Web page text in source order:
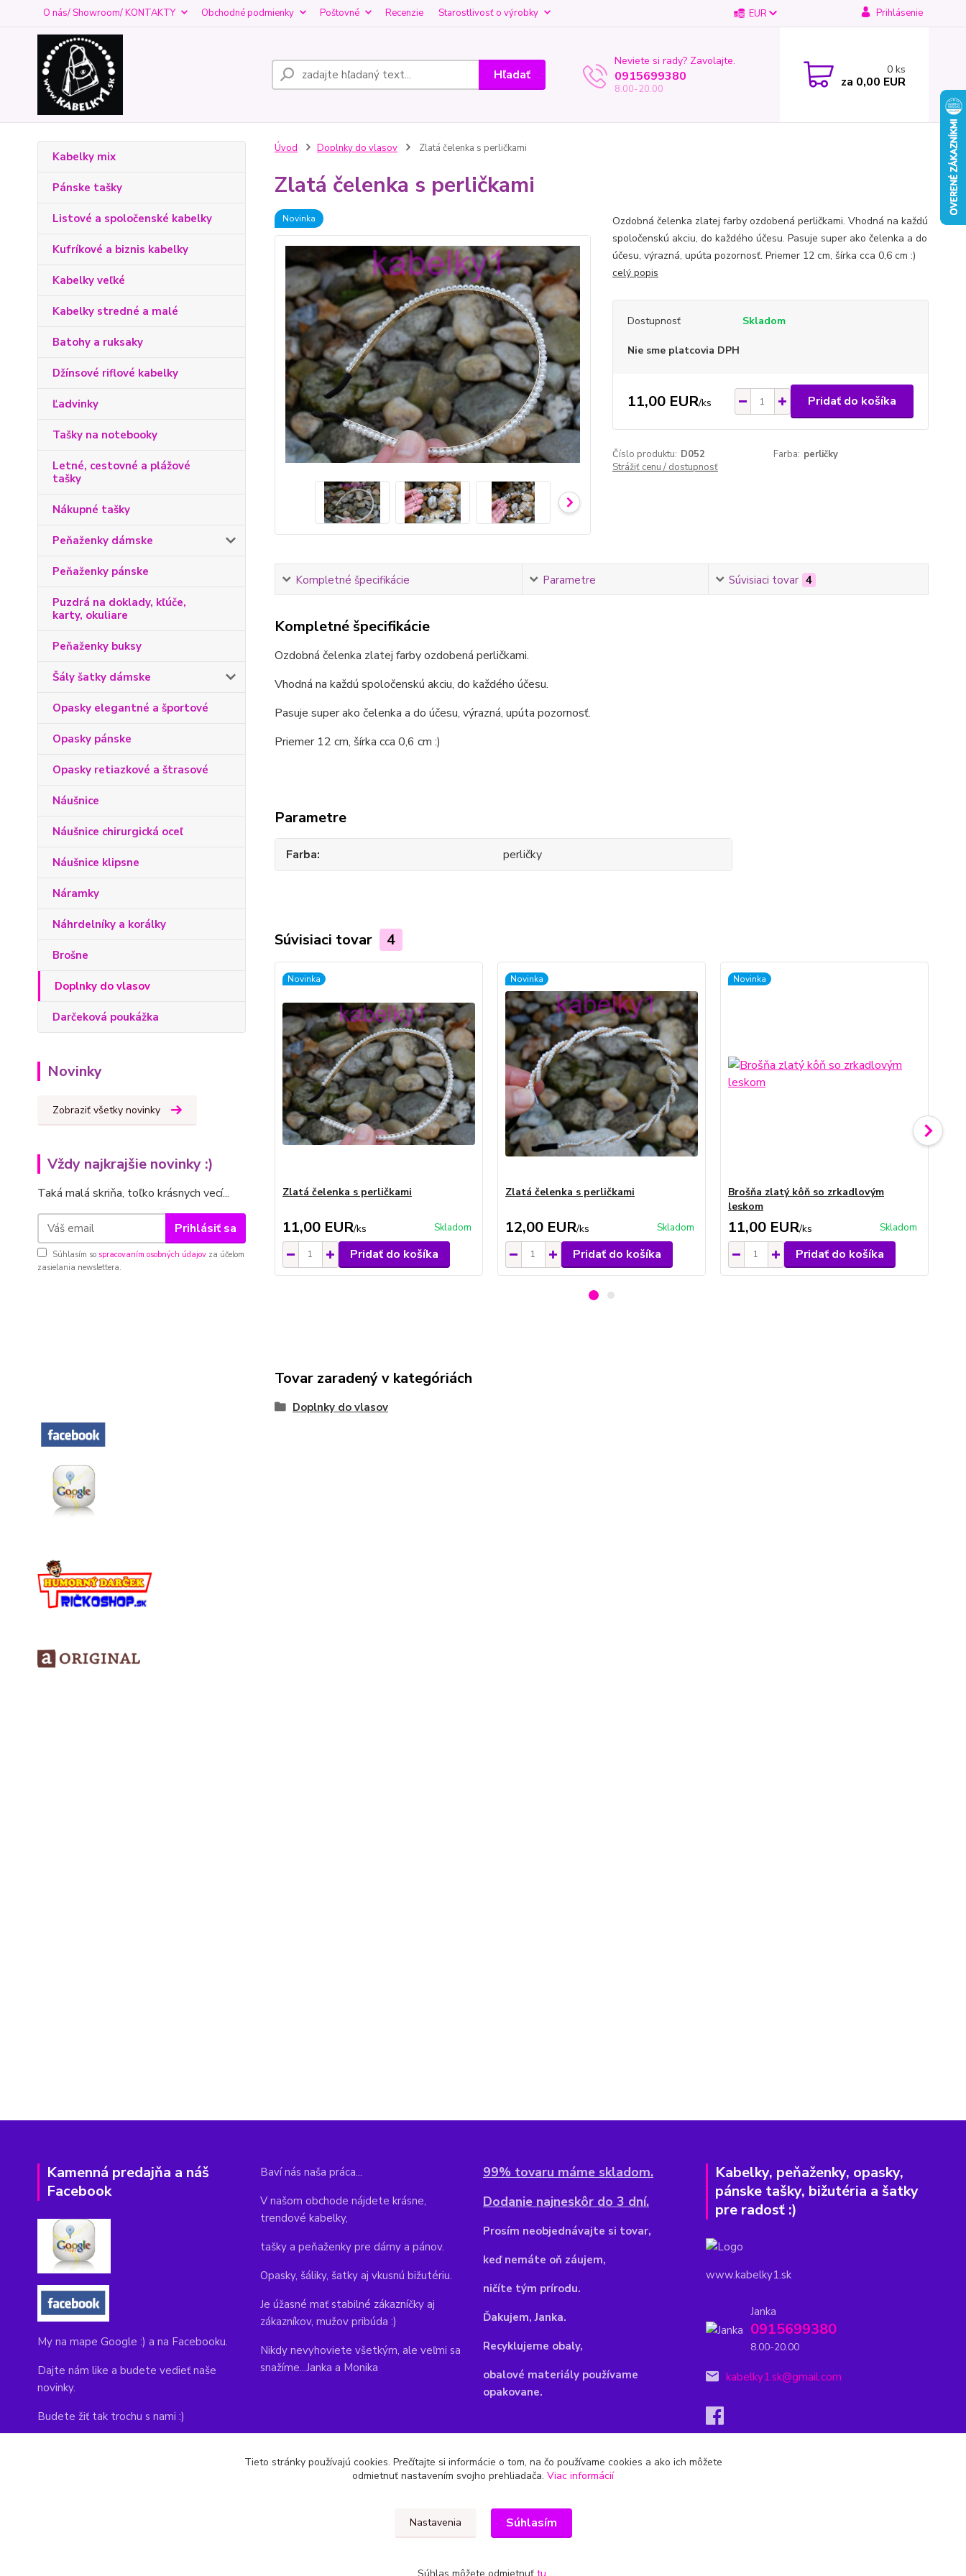
O nás/ Showroom/ KONTAKTY Obchodné podmienky Poštovné Recenzie Starostlivosť o výrobky EUR Prihlásenie
Hľadať
Neviete si rady? Zavolajte.
0915699380
8.00-20.00
0 ks
za 0,00 EUR
Kabelky mix
Pánske tašky
Listové a spoločenské kabelky
Kufríkové a biznis kabelky
Kabelky veľké
Kabelky stredné a malé
Batohy a ruksaky
Džínsové riflové kabelky
Ľadvinky
Tašky na notebooky
Letné, cestovné a plážové
tašky
Nákupné tašky
Peňaženky dámske
Peňaženky pánske
Puzdrá na doklady, kľúče,
karty, okuliare
Peňaženky buksy
Šály šatky dámske
Opasky elegantné a športové
Opasky pánske
Opasky retiazkové a štrasové
Náušnice
Náušnice chirurgická oceľ
Náušnice klipsne
Náramky
Náhrdelníky a korálky
Brošne
Doplnky do vlasov
Darčeková poukážka
Novinky
Zobraziť všetky novinky
Vždy najkrajšie novinky :)
Taká malá skriňa, toľko krásnych vecí...
Prihlásiť sa
Súhlasím so spracovaním osobných údajov za účelom
zasielania newslettera.
Úvod Doplnky do vlasov Zlatá čelenka s perličkami
Zlatá čelenka s perličkami
Novinka
Ozdobná čelenka zlatej farby ozdobená perličkami. Vhodná na každú
spoločenskú akciu, do každého účesu. Pasuje super ako čelenka a do
účesu, výrazná, upúta pozornosť. Priemer 12 cm, šírka cca 0,6 cm :)
celý popis
Dostupnosť Skladom
Nie sme platcovia DPH
11,00 EUR/ks Pridať do košíka
Číslo produktu: D052 Farba: perličky
Strážiť cenu / dostupnosť
Kompletné špecifikácie Parametre Súvisiaci tovar 4
Kompletné špecifikácie
Ozdobná čelenka zlatej farby ozdobená perličkami.
Vhodná na každú spoločenskú akciu, do každého účesu.
Pasuje super ako čelenka a do účesu, výrazná, upúta pozornosť.
Priemer 12 cm, šírka cca 0,6 cm :)
Parametre
Farba perličky
Súvisiaci tovar 4
Novinka
Zlatá čelenka s perličkami
11,00 EUR/ks Skladom
Pridať do košíka
Novinka
Zlatá čelenka s perličkami
12,00 EUR/ks Skladom
Pridať do košíka
Novinka
Brošňa zlatý kôň so zrkadlovým
leskom
11,00 EUR/ks Skladom
Pridať do košíka
Tovar zaradený v kategóriách
Doplnky do vlasov
Kamenná predajňa a náš
Facebook
My na mape Google :) a na Facebooku.
Dajte nám like a budete vedieť naše
novinky.
Budete žiť tak trochu s nami :)
Baví nás naša práca...
V našom obchode nájdete krásne,
trendové kabelky,
tašky a peňaženky pre dámy a pánov.
Opasky, šáliky, šatky aj vkusnú bižutériu.
Je úžasné mať stabilné zákazníčky aj
zákazníkov, mužov pribúda :)
Nikdy nevyhoviete všetkým, ale veľmi sa
snažíme...Janka a Monika
99% tovaru máme skladom.
Dodanie najneskôr do 3 dní.
Prosím neobjednávajte si tovar,
keď nemáte oň záujem,
ničíte tým prírodu.
Ďakujem, Janka.
Recyklujeme obaly,
obalové materiály používame
opakovane.
Kabelky, peňaženky, opasky,
pánske tašky, bižutéria a šatky
pre radosť :)
www.kabelky1.sk
Janka
0915699380
8.00-20.00
kabelky1.sk@gmail.com
Tieto stránky používajú cookies. Prečítajte si informácie o tom, na čo používame cookies a ako ich môžete
odmietnuť nastavením svojho prehliadača. Viac informácií
Nastavenia Súhlasím